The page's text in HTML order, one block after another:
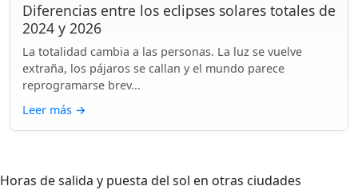
Diferencias entre los eclipses solares totales de
2024 y 2026
La totalidad cambia a las personas. La luz se vuelve
extraña, los pájaros se callan y el mundo parece
reprogramarse brev...
Leer más →
Horas de salida y puesta del sol en otras ciudades